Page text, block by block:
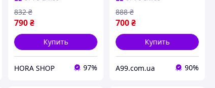
790 ₴
832 ₴
Купить
HORA SHOP 97%
700₴
888 ₴
Купить
A99.com.ua 90%